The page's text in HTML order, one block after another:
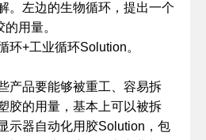
。左边的生物循环，提出一个
用量。
环+工业循环Solution。
产品要能够被重工、容易拆
胶的用量，基本上可以被拆
示器自动化用胶Solution，包